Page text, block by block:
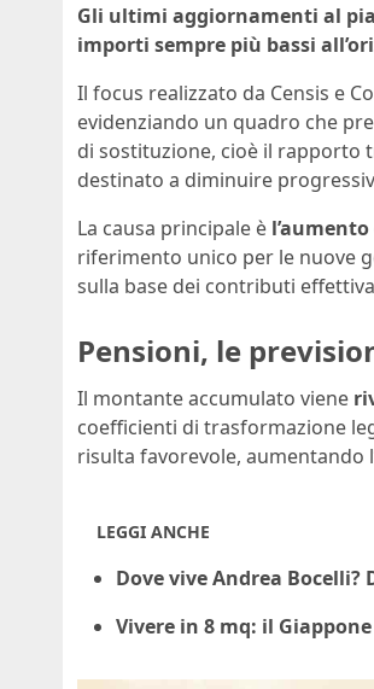
Gli ultimi aggiornamenti al
importi sempre più bassi
Il focus realizzato da Censis e
evidenziando un quadro che
di sostituzione, cioè il rapporto
destinato a diminuire
La causa principale è
riferimento unico per le nuove
sulla base dei contributi
Pensioni, le
Il montante accumulato viene
coefficienti di trasformazione
risulta favorevole, aumentando
LEGGI ANCHE
Dove vive Andrea
Vivere in 8 mq: il